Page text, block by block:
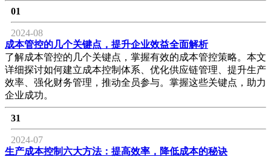
01
2024-08
成本管控的几个关键点，提升企业效益全面解析
了解成本管控的几个关键点，掌握有效的成本管控策略。本文
详细探讨如何建立成本控制体系、优化供应链管理、提升生产
效率、强化财务管理，推动全员参与。掌握这些关键点，助力
企业成功。
31
2024-07
生产成本控制六大方法：提高效率，降低成本的秘诀